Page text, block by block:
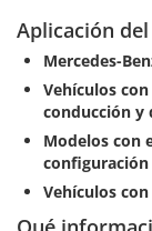
Aplicación
Mercedes-
Vehículos
conducción y
Modelos con
configuración
Vehículos